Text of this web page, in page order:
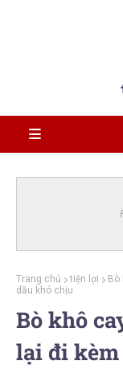
Trang chủ tiện lợi
dầu khó chịu
Bò khô
lại đi